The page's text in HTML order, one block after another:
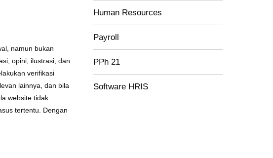
namun bukan
opini, ilustrasi, dan
verifikasi
lainnya, dan bila
website tidak
tertentu. Dengan
Human Resources
Payroll
PPh 21
Software HRIS